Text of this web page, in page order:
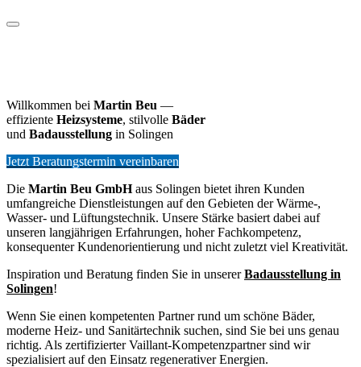
Willkommen bei Martin Beu —
effiziente Heizsysteme, stilvolle Bäder
und Badausstellung in Solingen
Jetzt Beratungstermin vereinbaren
Die Martin Beu GmbHaus Solingen bietet ihren Kunden
umfangreiche Dienstleistungen auf den Gebieten der Wärme-,
Wasser- und Lüftungstechnik. Unsere Stärke basiert dabei auf
unseren langjährigen Erfahrungen, hoher Fachkompetenz,
konsequenter Kundenorientierung und nicht zuletzt viel Kreativität.
Inspiration und Beratung finden Sie in unsererBadausstellung in
Solingen!
Wenn Sie einen kompetenten Partner rund um schöne Bäder,
moderne Heiz- und Sanitärtechnik suchen, sind Sie bei uns genau
richtig. Als zertifizierter Vaillant-Kompetenzpartner sind wir
spezialisiert auf den Einsatz regenerativer Energien.